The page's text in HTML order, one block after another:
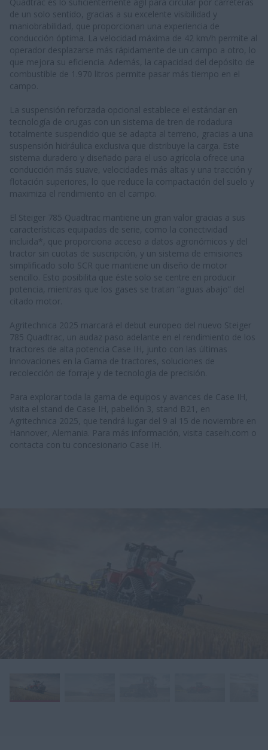
de un solo sentido, gracias a su excelente visibilidad y
maniobrabilidad, que proporcionan una experiencia de
conducción óptima. La velocidad máxima de 42 km/h permite al
operador desplazarse más rápidamente de un campo a otro, lo
que mejora su eficiencia. Además, la capacidad del depósito de
combustible de 1.970 litros permite pasar más tiempo en el
campo.
La suspensión reforzada opcional establece el estándar en
tecnología de orugas con un sistema de tren de rodadura
totalmente suspendido que se adapta al terreno, gracias a una
suspensión hidráulica exclusiva que distribuye la carga. Este
sistema duradero y diseñado para el uso agrícola ofrece una
conducción más suave, velocidades más altas y una tracción y
flotación superiores, lo que reduce la compactación del suelo y
maximiza el rendimiento en el campo.
El Steiger 785 Quadtrac mantiene un gran valor gracias a sus
características equipadas de serie, como la conectividad
incluida*, que proporciona acceso a datos agronómicos y del
tractor sin cuotas de suscripción, y un sistema de emisiones
simplificado solo SCR que mantiene un diseño de motor
sencillo. Esto posibilita que éste solo se centre en producir
potencia, mientras que los gases se tratan “aguas abajo” del
citado motor.
Agritechnica 2025 marcará el debut europeo del nuevo Steiger
785 Quadtrac, un audaz paso adelante en el rendimiento de los
tractores de alta potencia Case IH, junto con las últimas
innovaciones en la Gama de tractores, soluciones de
recolección de forraje y de tecnología de precisión.
Para explorar toda la gama de equipos y avances de Case IH,
visita el stand de Case IH, pabellón 3, stand B21, en
Agritechnica 2025, que tendrá lugar del 9 al 15 de noviembre en
Hannover, Alemania. Para más información, visita caseih.com o
contacta con tu concesionario Case IH.